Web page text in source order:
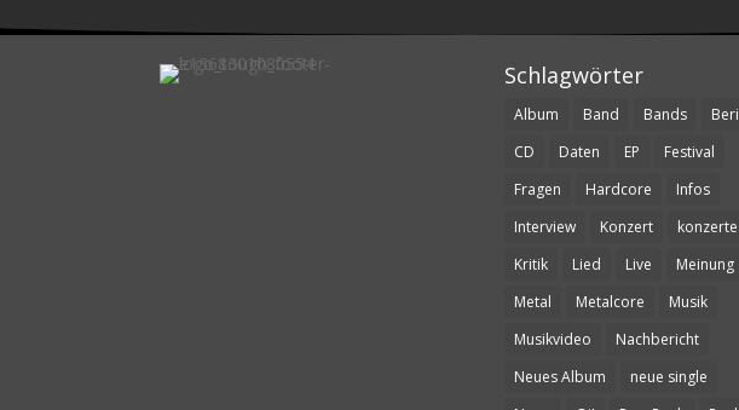
Schlagwörter
Album Band Bands
CD
Daten EP
Festival
Fragen
Hardcore
Infos
Interview
Konzert
konzerte
Kritik
Lied Live
Meinung
Metal
Metalcore
Musik
Musikvideo
Nachbericht
Neues Album
neue single